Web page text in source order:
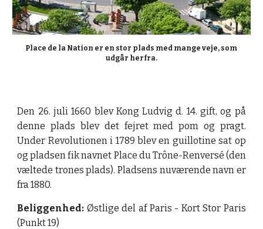
Place de la Nation er en stor plads med mange veje, som
udgår herfra.
Den 26. juli 1660 blev Kong Ludvig d. 14. gift, og på
denne plads blev det fejret med pom og pragt.
Under Revolutionen i 1789 blev en guillotine sat op
og pladsen fik navnet Place du Trône-Renversé (den
væltede trones plads). Pladsens nuværende navn er
fra 1880.
Beliggenhed: Østlige del af Paris - Kort Stor Paris
(Punkt 19)